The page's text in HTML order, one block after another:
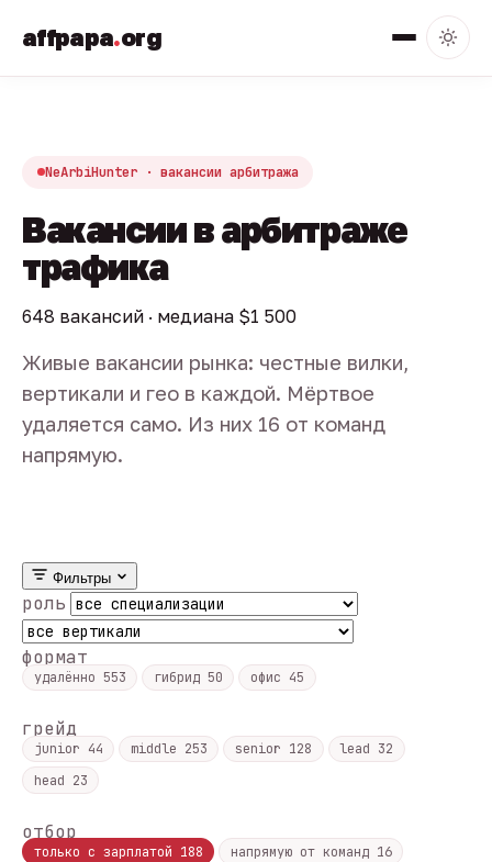
affpapa.org
NeArbiHunter · вакансии арбитража
Вакансии в арбитраже
трафика
648 вакансий · медиана $1 500
Живые вакансии рынка: честные вилки,
вертикали и гео в каждой. Мёртвое
удаляется само. Из них 16 от команд
напрямую.
Фильтры
роль
формат
удалённо 553 гибрид 50 офис 45
грейд
junior 44 middle 253 senior 128 lead 32
head 23
отбор
только с зарплатой 188 напрямую от команд 16